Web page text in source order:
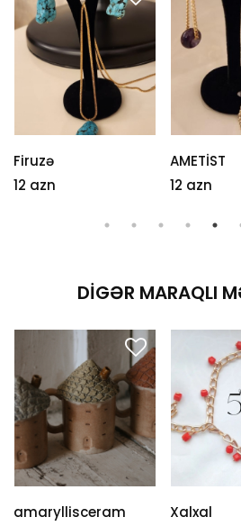
Firuzə
12 azn
AMETİST
12 azn
DIGƏR MARAQLI
amaryllisceram
Xalxal